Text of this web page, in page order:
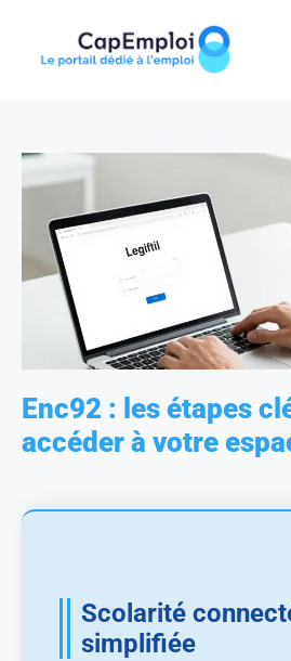
content
Enc92 : les étapes
accéder à votre
Scolarité
simplifiée